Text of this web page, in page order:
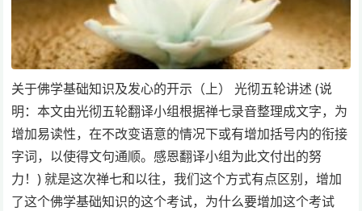
关于佛学基础知识及发心的开示（上） 光彻五轮讲述 (说
明：本文由光彻五轮翻译小组根据禅七录音整理成文字，为
增加易读性，在不改变语意的情况下或有增加括号内的衔接
字词，以使得文句通顺。感恩翻译小组为此文付出的努
力！) 就是这次禅七和以往，我们这个方式有点区别，增加
了这个佛学基础知识的这个考试，为什么要增加这个考试